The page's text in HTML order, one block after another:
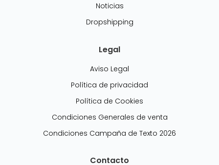
Noticias
Dropshipping
Legal
Aviso Legal
Política de privacidad
Política de Cookies
Condiciones Generales de venta
Condiciones Campaña de Texto 2026
Contacto